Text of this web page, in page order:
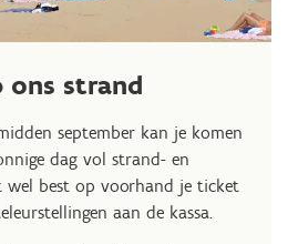
ons strand
september kan je komen
dag vol strand- en
wel best op voorhand je ticket
aan de kassa.